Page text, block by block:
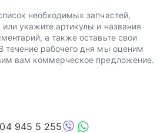
необходимых запчастей,
укажите артикулы и названия
а также оставьте свои
течение рабочего дня мы оценим
вам коммерческое предложение.
945 5 255